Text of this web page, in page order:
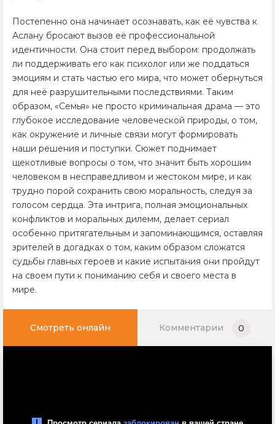
Постепенно она начинает осознавать, как её чувства к
Аслану бросают вызов её профессиональной
идентичности. Она стоит перед выбором: продолжать
ли поддерживать его как психолог или же поддаться
эмоциям и стать частью его мира, что может обернуться
для неё разрушительными последствиями. Таким
образом, «Семья» не просто криминальная драма — это
глубокое исследование человеческой природы, о том,
как окружение и личные связи могут формировать
наши решения и поступки. Сюжет поднимает
щекотливые вопросы о том, что значит быть хорошим
человеком в несправедливом и жестоком мире, и как
трудно порой сохранить свою моральность, следуя за
голосом сердца. Эта интрига, полная эмоциональных
конфликтов и моральных дилемм, делает сериал
особенно притягательным и запоминающимся, оставляя
зрителей в догадках о том, каким образом сложатся
судьбы главных героев и какие испытания они пройдут
на своем пути к пониманию себя и своего места в
мире.
Смотреть онлайн Комментарии 0